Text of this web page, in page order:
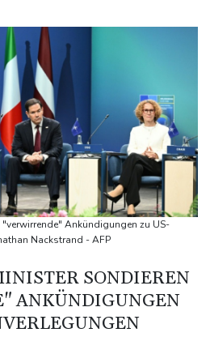
bei Rapp-Debüt
Taifun "Dolphin" in
Aprilia - Fernández triumphiert
Boni von Bahnmanagern an Ziele
jeder vierte Zug zwischen Hamburg
auf Musiala
in Provinz British Columbia
Ankündigungen zu US-
Nackstrand - AFP
SONDIEREN "
Z